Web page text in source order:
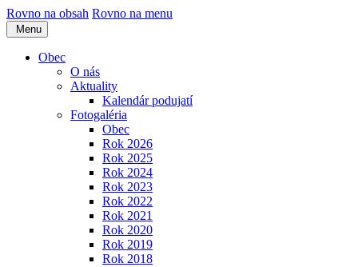
Rovno na obsah Rovno na menu
Menu
Obec
O nás
Aktuality
Kalendár podujatí
Fotogaléria
Obec
Rok 2026
Rok 2025
Rok 2024
Rok 2023
Rok 2022
Rok 2021
Rok 2020
Rok 2019
Rok 2018